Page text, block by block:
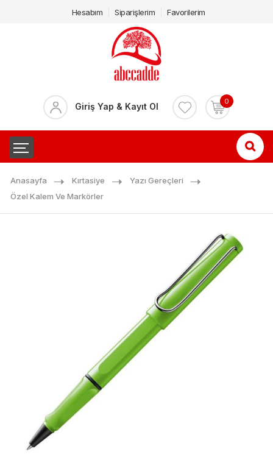
Hesabım Siparişlerim Favorilerim
Giriş Yap & Kayıt Ol 0
Anasayfa Kırtasiye
Yazı Gereçleri
Özel Kalem Ve Markörler